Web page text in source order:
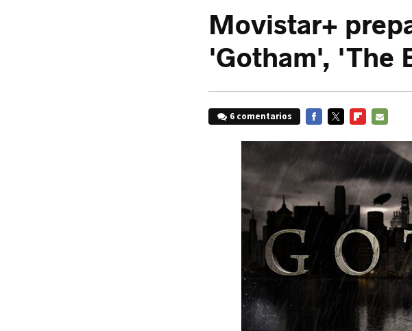
Movistar+
'Gotham', 'The
6 comentarios
MAIL